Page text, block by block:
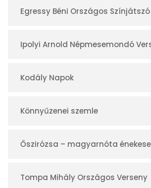
Egressy Béni Országos
Ipolyi Arnold Népmesemondó
Kodály Napok
Könnyűzenei szemle
Őszirózsa – magyarnóta
Tompa Mihály Országos Verseny